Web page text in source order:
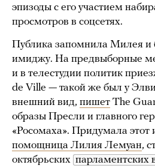
эпизоды с его участием
просмотров в соцсетях.
Публика запомнила Милея и
имиджу. На предвыборные
и в телестудии политик
de Ville — такой же был у
внешний вид, пишет The
образы Пресли и главного
«Росомаха». Придумала этот
помощница Лилия Лемуан,
октябрьских парламентских